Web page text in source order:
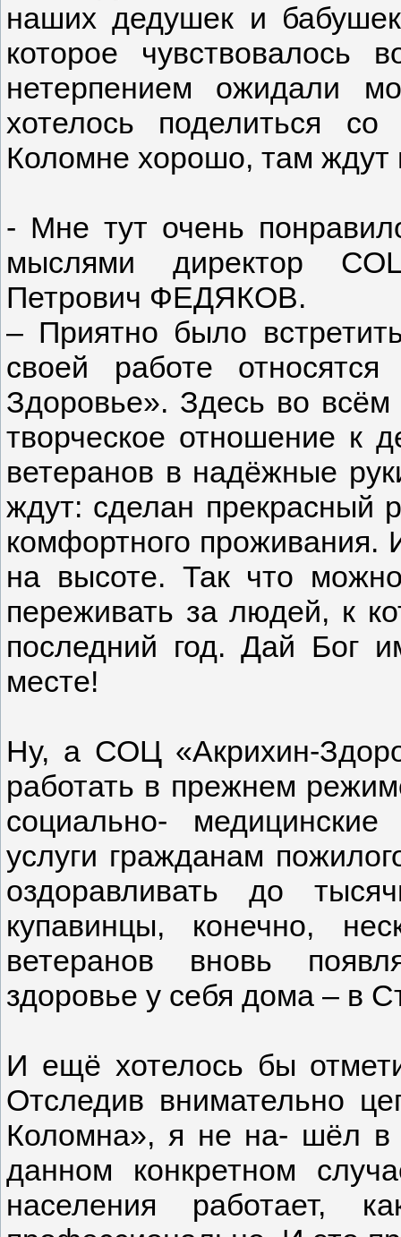
наших дедушек и
которое
нетерпением ожидали
хотелось поделиться
Коломне хорошо, там
- Мне тут очень
мыслями директор
Петрович ФЕДЯКОВ.
– Приятно было
своей работе
Здоровье». Здесь во всём
творческое отношение к
ветеранов в надёжные
ждут: сделан прекрасный
комфортного проживания.
на высоте. Так что
переживать за людей, к
последний год. Дай Бог
месте!
Ну, а СОЦ «Акрихин-
работать в прежнем
социально- медицинские
услуги гражданам
оздоравливать до
купавинцы, конечно,
ветеранов вновь
здоровье у себя дома – в
И ещё хотелось бы
Отследив внимательно
Коломна», я не на- шёл в
данном конкретном
населения работает,